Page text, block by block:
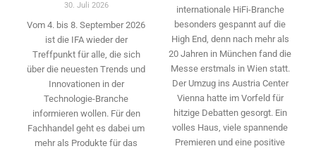
30. Juli 2026
Vom 4. bis 8. September 2026
ist die IFA wieder der
Treffpunkt für alle, die sich
über die neuesten Trends und
Innovationen in der
Technologie-­Branche
informieren wollen. Für den
Fachhandel geht es dabei um
mehr als Produkte für das
internationale HiFi-Branche
besonders gespannt auf die
High End, denn nach mehr als
20 Jahren in München fand die
Messe erstmals in Wien statt.
Der Umzug ins Austria Center
Vienna hatte im Vorfeld für
hitzige Debatten gesorgt. Ein
volles Haus, viele spannende
Premieren und eine positive